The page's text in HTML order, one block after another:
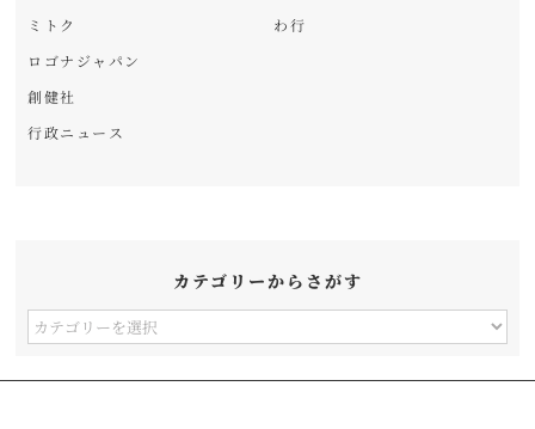
ミトク
ロゴナジャパン
創健社
行政ニュース
わ行
カテゴリーからさがす
カ